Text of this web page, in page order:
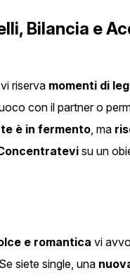
Bilancia e
riserva momenti di
con il partner o
è in fermento , ma
su un
e romantica vi
siete single, una